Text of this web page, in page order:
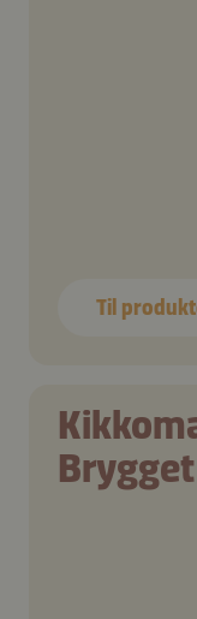
Til